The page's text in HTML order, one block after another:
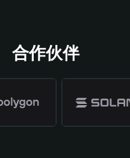
合作伙伴